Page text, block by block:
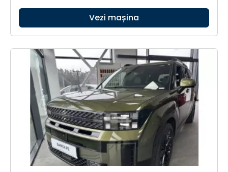
Vezi mașina